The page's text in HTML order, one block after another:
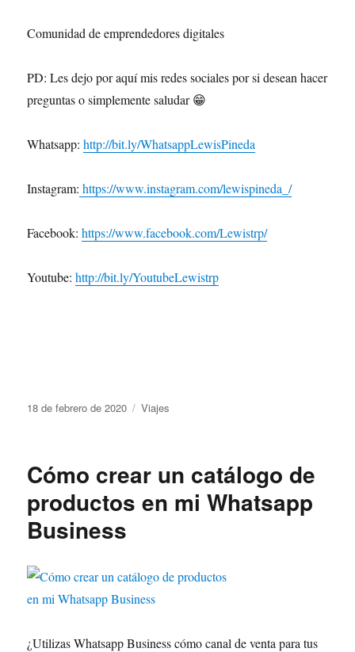
Comunidad de emprendedores digitales
PD: Les dejo por aquí mis redes sociales por si desean hacer
preguntas o simplemente saludar 😁
Whatsapp:http://bit.ly/WhatsappLewisPineda
Instagram: https://www.instagram.com/lewispineda_/
Facebook:https://www.facebook.com/Lewistrp/
Youtube:http://bit.ly/YoutubeLewistrp
18 de febrero de 2020 Viajes
Cómo crear un catálogo de
productos en mi Whatsapp
Business
¿Utilizas Whatsapp Business cómo canal de venta para tus